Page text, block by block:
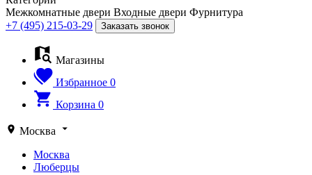
Межкомнатные двери Входные двери Фурнитура
+7 (495) 215-03-29
Заказать звонок
Магазины
Избранное 0
Корзина 0
Москва
Москва
Люберцы